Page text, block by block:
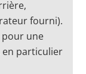
fourni).
pour une
particulier